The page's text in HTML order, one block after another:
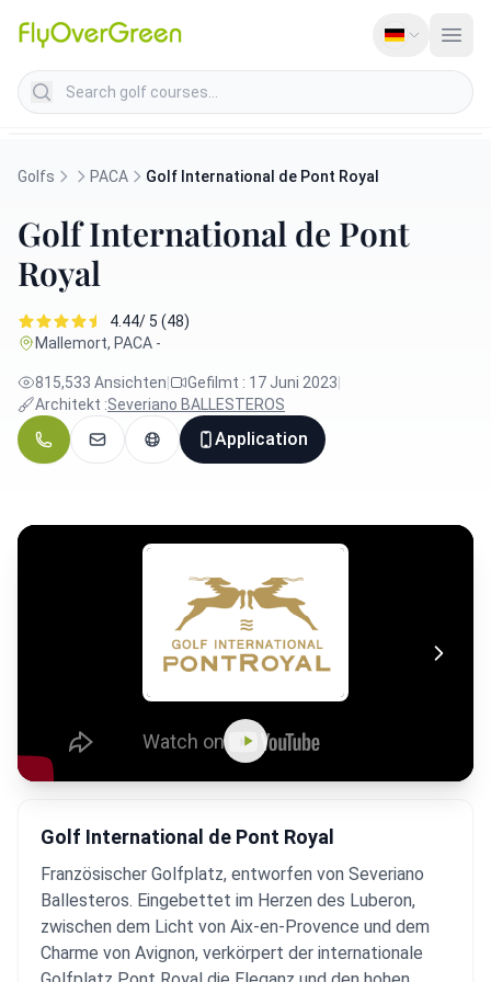
Search golf courses
Golfs PACA Golf International de Pont Royal
Golf International de Pont
Royal
4.44/ 5 (48)
Mallemort, PACA -
815,533 Ansichten Gefilmt : 17 Juni 2023
Architekt :Severiano BALLESTEROS
Application
Golf International de Pont Royal
Französischer Golfplatz, entworfen von Severiano
Ballesteros. Eingebettet im Herzen des Luberon,
zwischen dem Licht von Aix-en-Provence und dem
Charme von Avignon, verkörpert der internationale